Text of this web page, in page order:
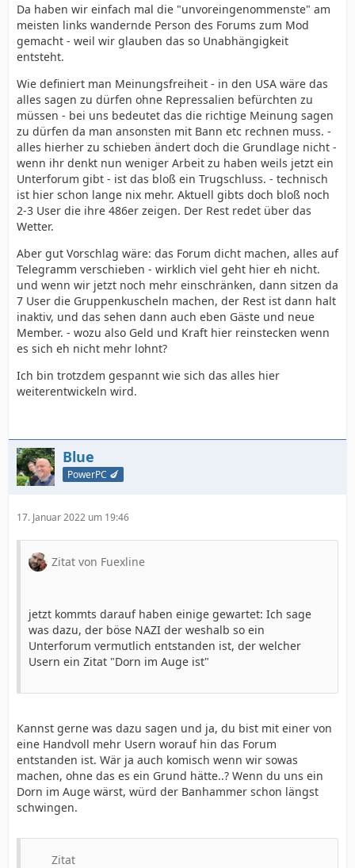
Da haben wir einfach mal die "unvoreingenommenste" am
meisten links wandernde Person des Forums zum Mod
gemacht - weil wir glauben das so Unabhängigkeit
entsteht.
Wie definiert man Meinungsfreiheit - in den USA wäre das
alles sagen zu dürfen ohne Repressalien befürchten zu
müssen - bei uns bedeutet das die richtige Meinung sagen
zu dürfen da man ansonsten mit Bann etc rechnen muss. -
alles hierher zu schieben ändert doch die Grundlage nicht -
wenn ihr denkt nun weniger Arbeit zu haben weils jetzt ein
Unterforum gibt - ist das bloß ein Trugschluss. - technisch
ist hier schon lange nix mehr. Aktuell gibts doch bloß noch
2-3 User die ihre 486er zeigen. Der Rest redet über das
Wetter.
Aber gut Vorschlag wäre: das Forum dicht machen, alles auf
Telegramm verschieben - wirklich viel geht hier eh nicht.
und wenn wir jetzt noch mehr einschränken, dann sitzen da
7 User die Gruppenkuscheln machen, der Rest ist dann halt
inaktiv, und das sehen dann auch eben Gäste und neue
Member. - wozu also Geld und Kraft hier reinstecken wenn
es sich eh nicht mehr lohnt?
Ich bin trotzdem gespannt wie sich das alles hier
weiterentwickeln wird.
Blue
PowerPC 🍆
17. Januar 2022 um 19:46
Zitat von Fuexline
jetzt kommts darauf haben einige gewartet: Ich sage
was dazu, der böse NAZI der weshalb so ein
Unterforum vermutlich entstanden ist, der welcher
Usern ein Zitat "Dorn im Auge ist"
Kannst gerne was dazu sagen und ja, du bist mit einer von
eine Handvoll mehr Usern worauf hin das Forum
entstanden ist. Wär ja auch komisch wenn wir sowas
machen, ohne das es ein Grund hätte..? Wenn du uns ein
Dorn im Auge wärst, würd der Banhammer schon längst
schwingen.
Zitat